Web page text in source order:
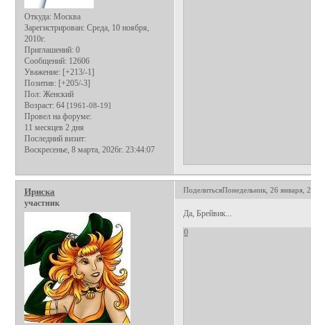
Откуда: Москва
Зарегистрирован: Среда, 10 ноября,
2010г.
Приглашений: 0
Сообщений: 12606
Уважение: [+213/-1]
Позитив: [+205/-3]
Пол: Женский
Возраст: 64 [1961-08-19]
Провел на форуме:
11 месяцев 2 дня
Последний визит:
Воскресенье, 8 марта, 2026г. 23:44:07
ПоделитьсяПонедельник, 26 января,
Ириска
участник
Да, Брейвик...
0